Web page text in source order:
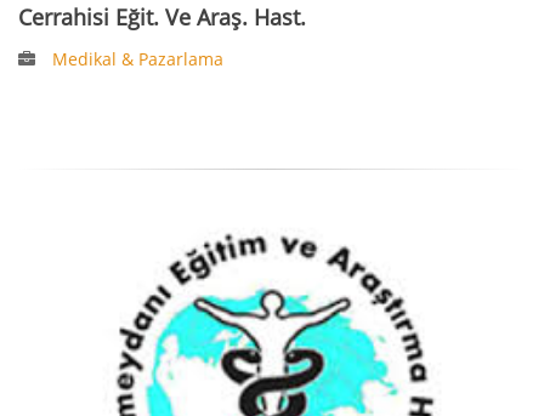
Cerrahisi Eğit. Ve Araş. Hast.
Medikal & Pazarlama